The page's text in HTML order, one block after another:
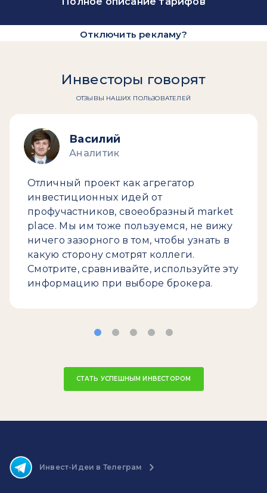
Отключить рекламу?
Инвесторы говорят
ОТЗЫВЫ НАШИХ ПОЛЬЗОВАТЕЛЕЙ
Василий
Аналитик
Отличный проект как агрегатор
инвестиционных идей от
профучастников, своеобразный market
place. Мы им тоже пользуемся, не вижу
ничего зазорного в том, чтобы узнать в
какую сторону смотрят коллеги.
Смотрите, сравнивайте, используйте эту
информацию при выборе брокера.
СТАТЬ УСПЕШНЫМ ИНВЕСТОРОМ
Инвест-Идеи в Телеграм